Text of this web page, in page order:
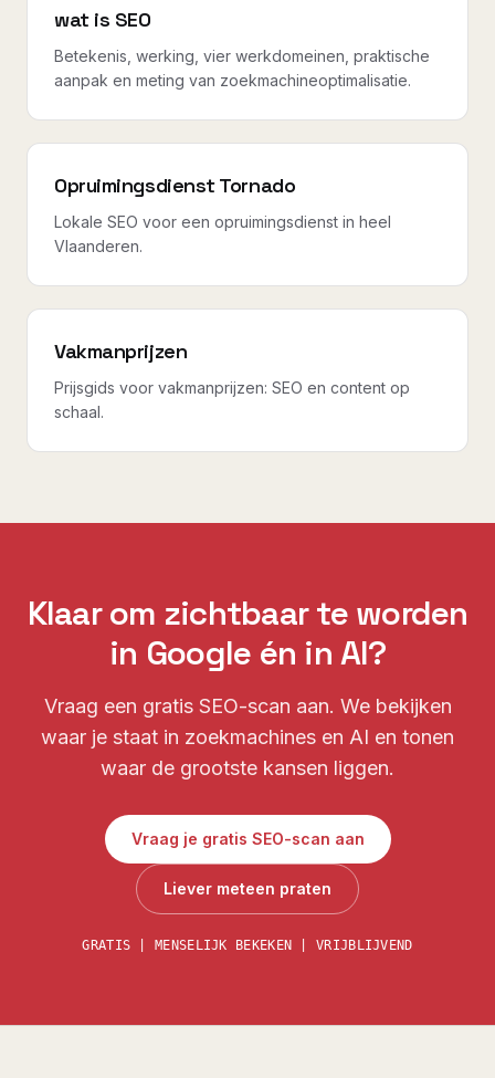
wat is SEO
Betekenis, werking, vier werkdomeinen, praktische
aanpak en meting van zoekmachineoptimalisatie.
Opruimingsdienst Tornado
Lokale SEO voor een opruimingsdienst in heel
Vlaanderen.
Vakmanprijzen
Prijsgids voor vakmanprijzen: SEO en content op
schaal.
Klaar om zichtbaar te worden
in Google én in AI?
Vraag een gratis SEO-scan aan. We bekijken
waar je staat in zoekmachines en AI en tonen
waar de grootste kansen liggen.
Vraag je gratis SEO-scan aan
Liever meteen praten
GRATIS | MENSELIJK BEKEKEN | VRIJBLIJVEND